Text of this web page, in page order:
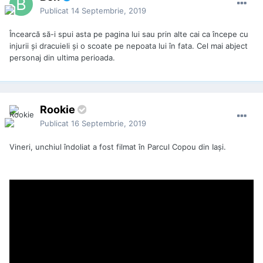
Escrocheria pusă la cale de Alexandru Cumpănașu, anul
scandaloasă, dar are și o dimensiune ridicolă.Impostorula
sifonat un milion de lei din banii publici, i-a adus în ONG-ul
său, de unde și i-a tras în contul personal prin semnătura
ONG!
septembrie – noiembrie 2018, pentru editarea a trei
broșurele cu tiraj misterios, 837.080 de lei (178.000 de euro)
Opera sa a constat în trei broșurele, de 15, 17 și respectiv 18
Publicat 14 Septembrie, 2019
Încearcă să-i spui asta pe pagina lui sau prin alte cai ca începe cu
injurii și dracuieli și o scoate pe nepoata lui în fata. Cel mai abject
personaj din ultima perioada.
Rookie
Publicat 16 Septembrie, 2019
Vineri, unchiul îndoliat a fost filmat în Parcul Copou din Iaşi.